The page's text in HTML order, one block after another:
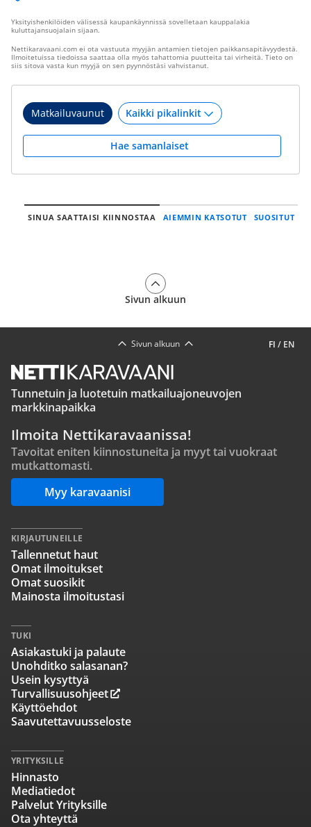
Yksityishenkilöiden välisessä kaupankäynnissä sovelletaan kauppalakia
kuluttajansuojalain sijaan.
Nettikaravaani.com ei ota vastuuta myyjän antamien tietojen paikkansapitävyydestä.
Ilmoitetuissa tiedoissa saattaa olla myös tahattomia puutteita tai virheitä. Tieto on
siis sitova vasta kun myyjä on sen pyynnöstäsi vahvistanut.
Matkailuvaunut
Hae samanlaiset
SINUA SAATTAISI KIINNOSTAA AIEMMIN KATSOTUT SUOSITUT
Sivun alkuun
FI / EN
Sivun alkuun
Tunnetuin ja luotetuin matkailuajoneuvojen
markkinapaikka
Ilmoita Nettikaravaanissa!
Tavoitat eniten kiinnostuneita ja myyt tai vuokraat
mutkattomasti.
Myy karavaanisi
KIRJAUTUNEILLE
Tallennetut haut
Omat ilmoitukset
Omat suosikit
Mainosta ilmoitustasi
TUKI
Asiakastuki ja palaute
Unohditko salasanan?
Usein kysyttyä
Turvallisuusohjeet
Käyttöehdot
Saavutettavuusseloste
YRITYKSILLE
Hinnasto
Mediatiedot
Palvelut Yrityksille
Ota yhteyttä